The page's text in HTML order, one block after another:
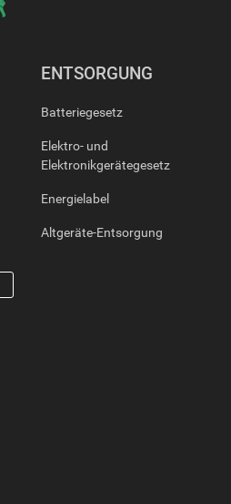
ENTSORGUNG
Batteriegesetz
Elektro- und
Elektronikgerätegesetz
Energielabel
Altgeräte-Entsorgung